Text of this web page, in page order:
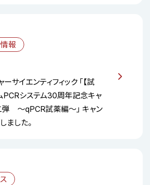
報
サイエンティフィック 「【試
PCRシステム30周年記念キャ
～qPCR試薬編～」 キャン
ました。